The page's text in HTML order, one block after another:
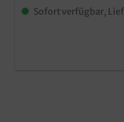
Sofort verfügbar,